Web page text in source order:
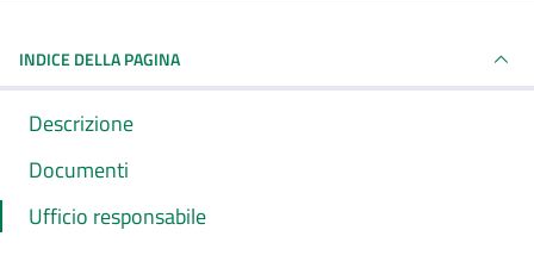
INDICE DELLA PAGINA
Descrizione
Documenti
Ufficio responsabile